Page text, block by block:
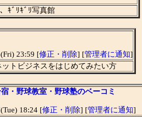
ｷﾞﾘｷﾞﾘ写真館
23:59 [修正・削除] [管理者に通知]
トビジネスをはじめてみたい方
・野球教室・野球塾のベーコミ
18:24 [修正・削除] [管理者に通知]